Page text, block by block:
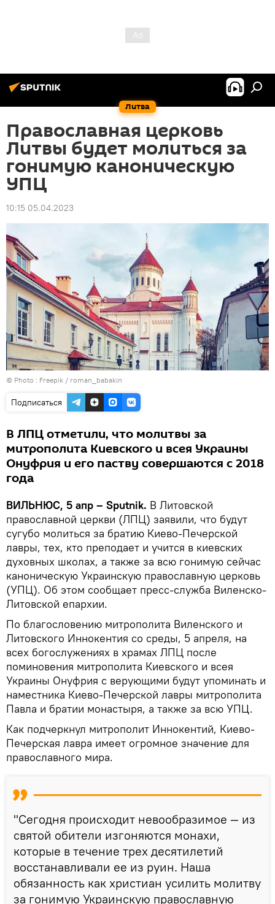
Литва
Православная церковь
Литвы будет молиться за
гонимую каноническую
УПЦ
10:15 05.04.2023
© Photo : Freepik / roman_babakin
Подписаться
В ЛПЦ отметили, что молитвы за
митрополита Киевского и всея Украины
Онуфрия и его паству совершаются с 2018
года
ВИЛЬНЮС, 5 апр – Sputnik. В Литовской
православной церкви (ЛПЦ) заявили, что будут
сугубо молиться за братию Киево-Печерской
лавры, тех, кто преподает и учится в киевских
духовных школах, а также за всю гонимую сейчас
каноническую Украинскую православную церковь
(УПЦ). Об этом сообщает пресс-служба Виленско-
Литовской епархии.
По благословению митрополита Виленского и
Литовского Иннокентия со среды, 5 апреля, на
всех богослужениях в храмах ЛПЦ после
поминовения митрополита Киевского и всея
Украины Онуфрия с верующими будут упоминать и
наместника Киево-Печерской лавры митрополита
Павла и братии монастыря, а также за всю УПЦ.
Как подчеркнул митрополит Иннокентий, Киево-
Печерская лавра имеет огромное значение для
православного мира.
"Сегодня происходит невообразимое — из
святой обители изгоняются монахи,
которые в течение трех десятилетий
восстанавливали ее из руин. Наша
обязанность как христиан усилить молитву
за гонимую Украинскую православную